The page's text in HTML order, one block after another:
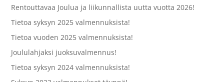
Rentouttavaa Joulua ja liikunnallista uutta vuotta 2026!
Tietoa syksyn 2025 valmennuksista!
Tietoa vuoden 2025 valmennuksista!
Joululahjaksi juoksuvalmennus!
Tietoa syksyn 2024 valmennuksista!